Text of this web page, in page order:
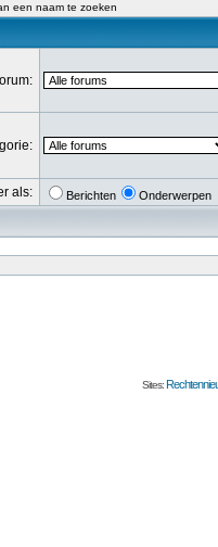
een naam te zoeken
als: Berichten Onderwerpen
Sites: